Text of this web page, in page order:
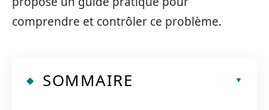
comprendre et contrôler ce problème.
SOMMAIRE